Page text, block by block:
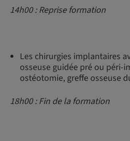
14h00 : Reprise formation
Les chirurgies implantaires
osseuse guidée pré ou péri-
ostéotomie, greffe osseuse
18h00 : Fin de la formation